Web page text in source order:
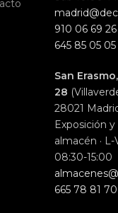
910 06 69 26
645 85 05 05
San Erasmo,
28
28021
Exposición y
almacén · L-
08:30-15:00
665 78 81 70